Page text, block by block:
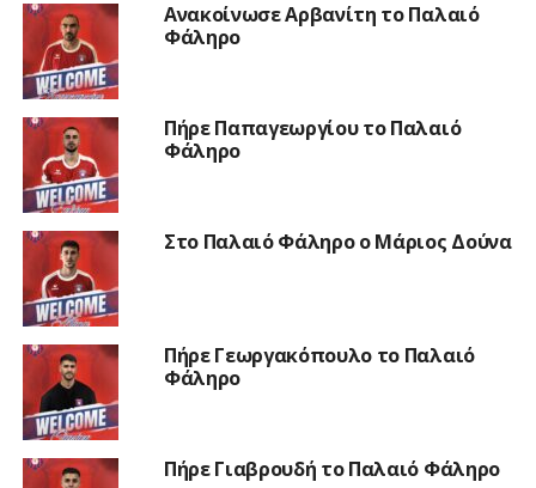
Ανακοίνωσε Αρβανίτη το Παλαιό
Φάληρο
Πήρε Παπαγεωργίου το Παλαιό
Φάληρο
Στο Παλαιό Φάληρο ο Μάριος Δούνα
Πήρε Γεωργακόπουλο το Παλαιό
Φάληρο
Πήρε Γιαβρουδή το Παλαιό Φάληρο